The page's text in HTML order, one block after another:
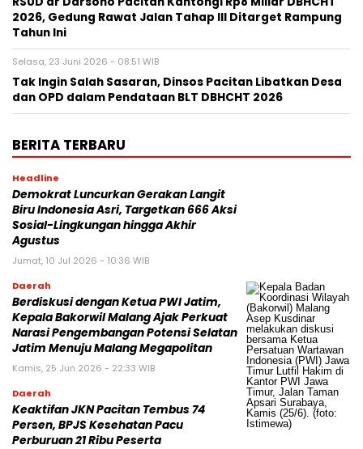
2026, Gedung Rawat Jalan Tahap III Ditarget Rampung
Tahun Ini
Selasa, 23 Juni 2026 - 08:51 WIB
Tak Ingin Salah Sasaran, Dinsos Pacitan Libatkan Desa
dan OPD dalam Pendataan BLT DBHCHT 2026
BERITA TERBARU
Headline
Demokrat Luncurkan Gerakan Langit
Biru Indonesia Asri, Targetkan 666 Aksi
Sosial-Lingkungan hingga Akhir
Agustus
Jumat, 10 Jul 2026 - 10:36 WIB
Daerah
Berdiskusi dengan Ketua PWI Jatim,
Kepala Bakorwil Malang Ajak Perkuat
Narasi Pengembangan Potensi Selatan
Jatim Menuju Malang Megapolitan
Kamis, 25 Jun 2026 - 22:33 WIB
Daerah
Keaktifan JKN Pacitan Tembus 74
Persen, BPJS Kesehatan Pacu
Perburuan 21 Ribu Peserta